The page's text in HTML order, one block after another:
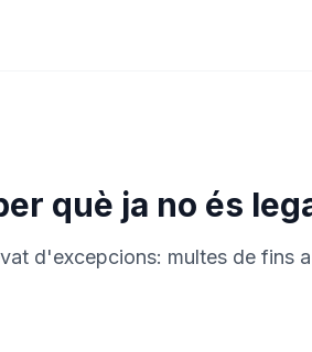
què ja no és
d'excepcions: multes de fins